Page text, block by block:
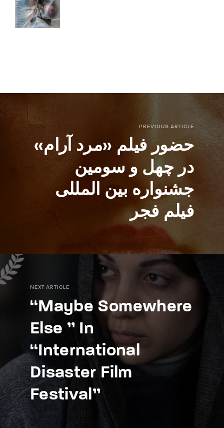
PREVIOUS ARTICLE
حضور فیلم «مرد آرام»
در چهل و سومین
جشنواره بین المللی
فیلم فجر
NEXT ARTICLE
“Maybe Somewhere
Else ” In
“International
Disaster Film
Festival”